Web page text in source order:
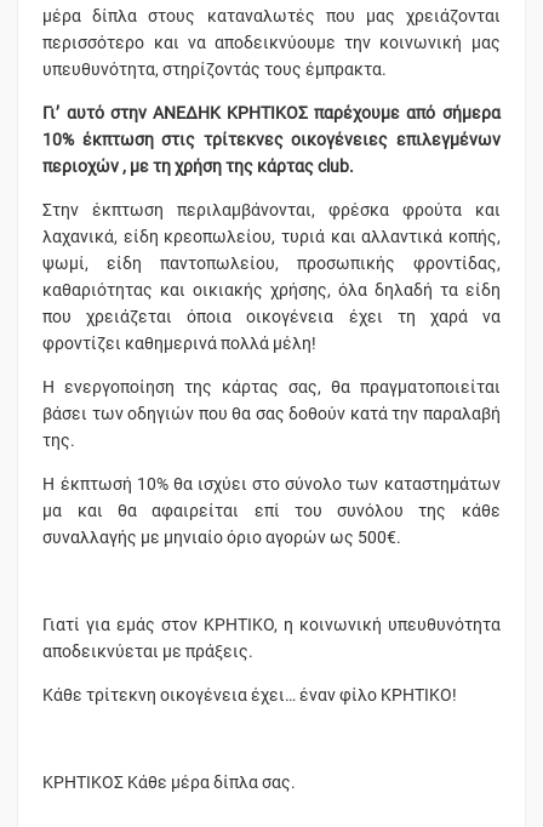
μέρα δίπλα στους καταναλωτές που μας χρειάζονται
περισσότερο και να αποδεικνύουμε την κοινωνική μας
υπευθυνότητα, στηρίζοντάς τους έμπρακτα.
Γι’ αυτό στην ΑΝΕΔΗΚ ΚΡΗΤΙΚΟΣ παρέχουμε από σήμερα
10% έκπτωση στις τρίτεκνες οικογένειες επιλεγμένων
περιοχών , με τη χρήση της κάρταςclub.
Στην έκπτωση περιλαμβάνονται, φρέσκα φρούτα και
λαχανικά, είδη κρεοπωλείου, τυριά και αλλαντικά κοπής,
ψωμί, είδη παντοπωλείου, προσωπικής φροντίδας,
καθαριότητας και οικιακής χρήσης, όλα δηλαδή τα είδη
που χρειάζεται όποια οικογένεια έχει τη χαρά να
φροντίζει καθημερινά πολλά μέλη!
Η ενεργοποίηση της κάρτας σας, θα πραγματοποιείται
βάσει των οδηγιών που θα σας δοθούν κατά την παραλαβή
της.
Η έκπτωσή 10% θα ισχύει στο σύνολο των καταστημάτων
μα και θα αφαιρείται επί του συνόλου της κάθε
συναλλαγής με μηνιαίο όριο αγορών ως 500€.
Γιατί για εμάς στον ΚΡΗΤΙΚΟ, η κοινωνική υπευθυνότητα
αποδεικνύεται με πράξεις.
Κάθε τρίτεκνη οικογένεια έχει… έναν φίλο ΚΡΗΤΙΚΟ!
ΚΡΗΤΙΚΟΣ Κάθε μέρα δίπλα σας.